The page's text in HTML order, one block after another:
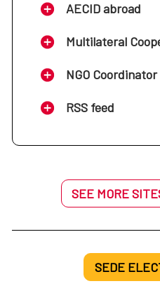
AECID abroad
Multilateral
NGO Coordinator
RSS feed
SEE MORE
SEDE